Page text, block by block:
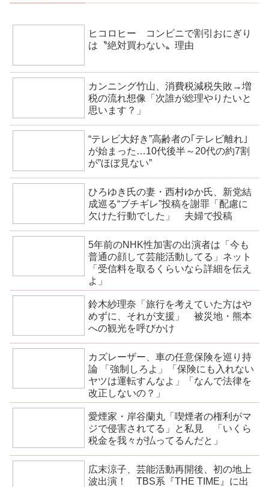
ヒコロヒー コンビニで割引おにぎり
は〝絶対買わない〟理由
カンニング竹山、消費税減税失敗→増
税の流れ想像「次誰が総理やりたいと
思います？」
“テレビ大好き”高齢者の｢テレビ離れ｣
が始まった…10代後半～20代の約7割
が”ほぼ見ない”
ひろゆき氏の妻・西村ゆか氏、新党結
成巡る“ブチギレ”投稿を謝罪「配慮に
欠けた行動でした」 夫婦で投稿
5年前のNHK性加害の出演者は「今も
普通の顔して芸能活動してる」ネット
「受信料を取るくらいなら詳細を伝え
よ」
鈴木紗理奈「旅行を考えていた方はや
めずに、それが支援」 被災地・熊本
への観光を呼びかけ
カズレーザー、車の任意保険を巡り持
論 「強制しろよ」「保険にも入れない
ヤツは運転すんなよ」「なんで法律を
改正しないの？」
愛煙家・岸谷蘭丸「喫煙者の権利がマ
ジで侵害されてる」と私見 「いくら
税金を我々が払ってるんだと」
広末涼子、芸能活動再開後、初の地上
波出演！ TBS系『THE TIME』に出